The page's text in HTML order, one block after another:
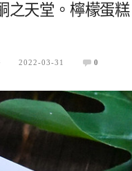
之天堂。檸檬蛋
2022-03-31 0